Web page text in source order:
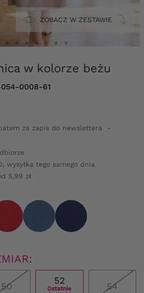
ZOBACZ W ZESTAWIE
w kolorze beżu
0008-61
za zapis do newslettera -
wysyłka tego samego dnia
5,99 zł
50
52
Ostatnie
54